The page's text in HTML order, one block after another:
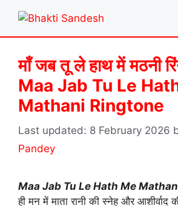
content
माँ जब तू ले हाथ में मठनी
Maa Jab Tu Le
Mathani Ringtone
8 February 2026
Pandey
Maa Jab Tu Le Hath Me
ही मन में माता रानी की स्नेह और आशीर्वाद